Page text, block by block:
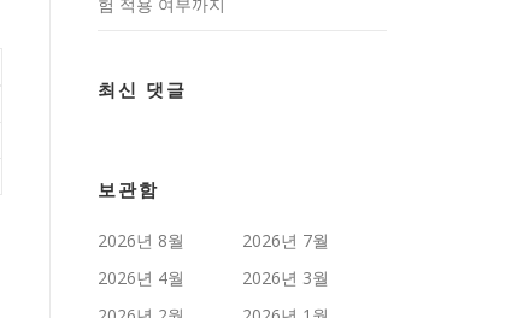
최신 댓글
보관함
2026년 8월
2026년 7월
2026년 4월
2026년 3월